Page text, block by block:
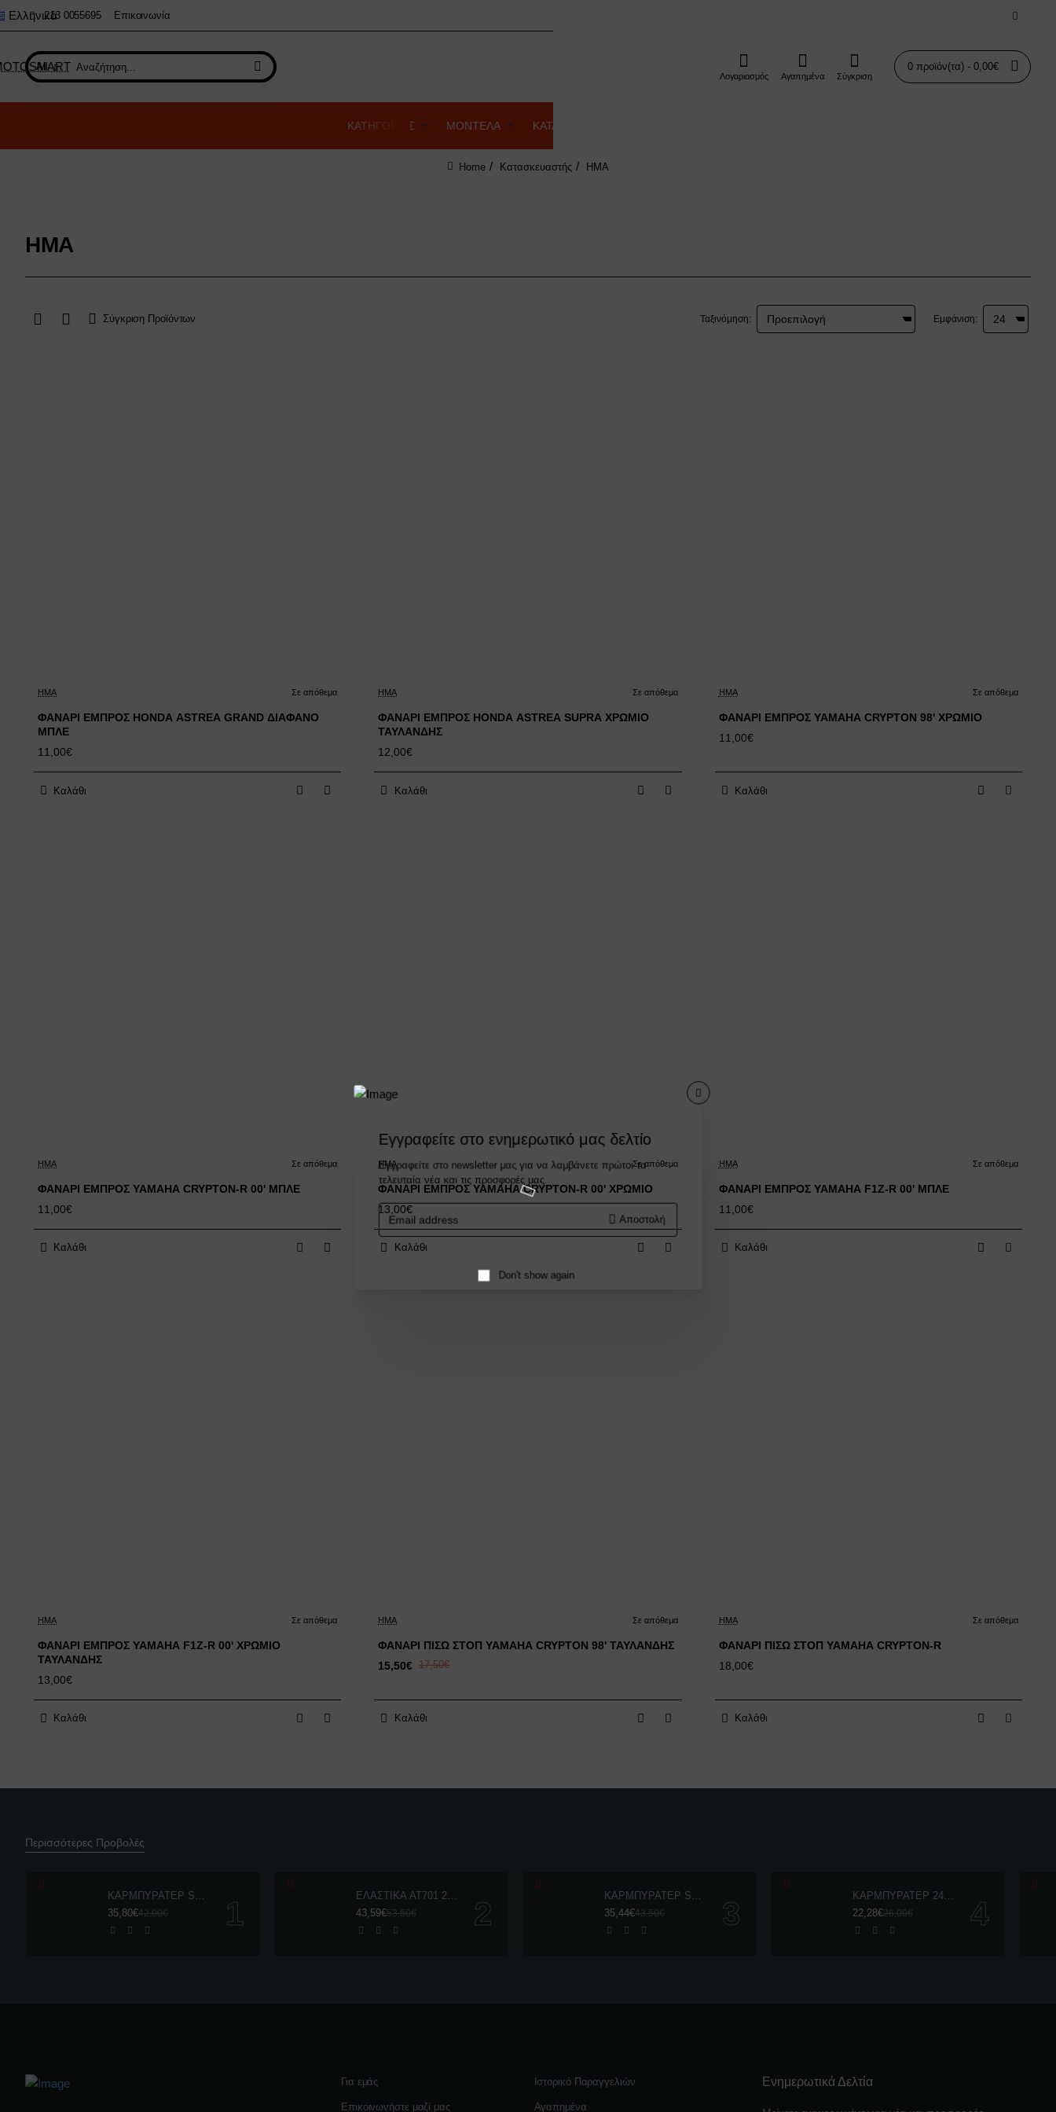
Εγγραφείτε στο ενημερωτικό μας δελτίο
Εγγραφείτε στο newsletter μας για να λαμβάνετε πρώτοι τα
τελευταία νέα και τις προσφορές μας.
Email
address
Αποστολή
Don't show again
213 0055695 Επικοινωνία
Ελληνικά
All
Αναζήτηση... Λογαριασμός Αγαπημένα Σύγκριση
0 προϊόν(τα) - 0,00€
ΚΑΤΗΓΟΡΙΕΣ ΜΟΝΤΕΛΑ ΚΑΤΑΣΚΕΥΑΣΤΕΣ
Κατασκευαστής HMA
HMA
Σύγκριση Προϊόντων Ταξινόμηση: Εμφάνιση:
HMA Σε απόθεμα
ΦΑΝΑΡΙ ΕΜΠΡΟΣ HONDA ASTREA GRAND ΔΙΑΦΑΝΟ
ΜΠΛΕ
11,00€
Καλάθι
HMA Σε απόθεμα
ΦΑΝΑΡΙ ΕΜΠΡΟΣ HONDA ASTREA SUPRA ΧΡΩΜΙΟ
ΤΑΥΛΑΝΔΗΣ
12,00€
Καλάθι
HMA Σε απόθεμα
ΦΑΝΑΡΙ ΕΜΠΡΟΣ YAMAHA CRYPTON 98' ΧΡΩΜΙΟ
11,00€
Καλάθι
HMA Σε απόθεμα
ΦΑΝΑΡΙ ΕΜΠΡΟΣ YAMAHA CRYPTON-R 00' ΜΠΛΕ
11,00€
Καλάθι
HMA Σε απόθεμα
ΦΑΝΑΡΙ ΕΜΠΡΟΣ YAMAHA CRYPTON-R 00' ΧΡΩΜΙΟ
13,00€
Καλάθι
HMA Σε απόθεμα
ΦΑΝΑΡΙ ΕΜΠΡΟΣ YAMAHA F1Z-R 00' ΜΠΛΕ
11,00€
Καλάθι
HMA Σε απόθεμα
ΦΑΝΑΡΙ ΕΜΠΡΟΣ YAMAHA F1Z-R 00' ΧΡΩΜΙΟ
ΤΑΥΛΑΝΔΗΣ
13,00€
Καλάθι
Έκπτωση
HMA Σε απόθεμα
ΦΑΝΑΡΙ ΠΙΣΩ ΣΤΟΠ YAMAHA CRYPTON 98' ΤΑΥΛΑΝΔΗΣ
15,50€ 17,50€
Καλάθι
HMA Σε απόθεμα
ΦΑΝΑΡΙ ΠΙΣΩ ΣΤΟΠ YAMAHA CRYPTON-R
18,00€
Καλάθι
Περισσότερες Προβολές
35,80€42,00€
43,59€53,50€
35,44€43,50€
22,28€26,00€
Για εμάς
Επικοινωνήστε μαζί μας
Ιστορικό Παραγγελιών
Αγαπημένα
Ενημερωτικά Δελτία